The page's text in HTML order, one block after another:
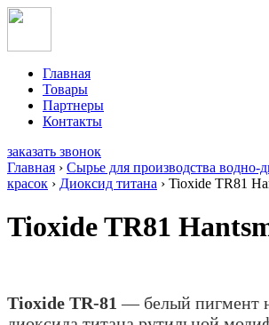
Главная
Товары
Партнеры
Контакты
заказать звонок
Главная › Сырье для производства водно-
красок › Диоксид титана › Tioxide TR81
Tioxide TR81
Tioxide TR-81 — белый пигмент